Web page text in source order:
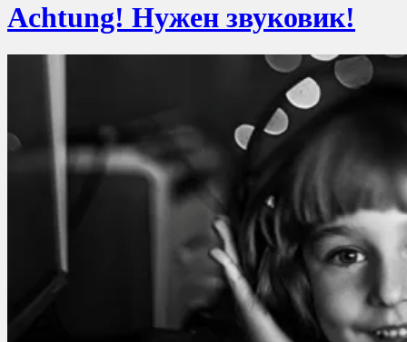
Achtung! Нужен звуковик!